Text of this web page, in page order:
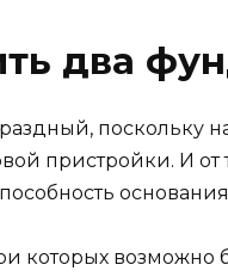
два
поскольку
пристройки. И
которых